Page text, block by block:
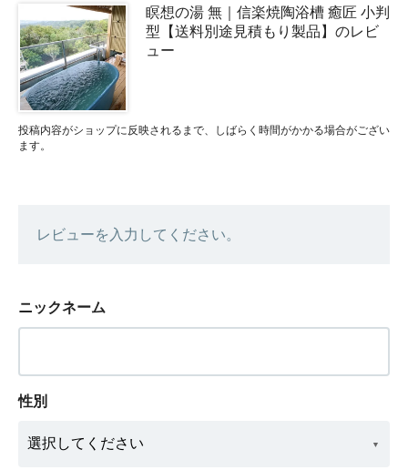
瞑想の湯 無｜信楽焼陶浴槽 癒匠 小判
型【送料別途見積もり製品】のレビ
ュー
投稿内容がショップに反映されるまで、しばらく時間がかかる場合がござい
ます。
レビューを入力してください。
ニックネーム
性別